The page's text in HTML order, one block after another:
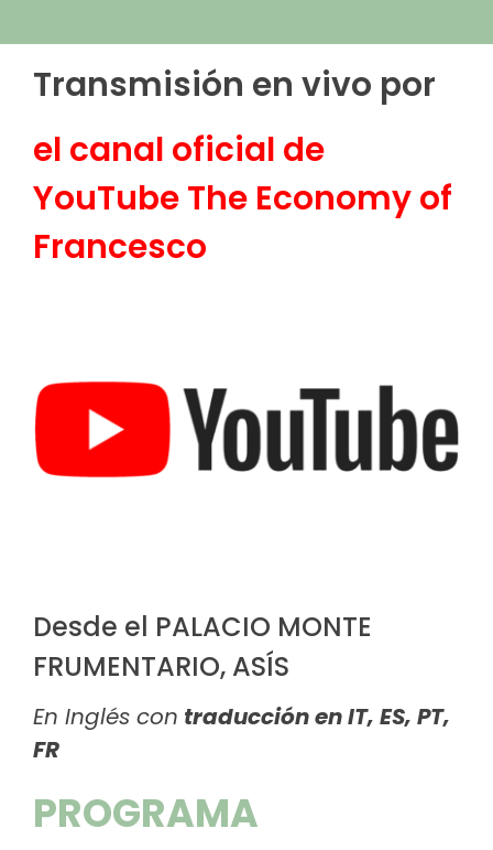
Transmisión en vivo por
el canal oficial de
YouTube The Economy of
Francesco
Desde el PALACIO MONTE
FRUMENTARIO, ASÍS
En Inglés con traducción en IT, ES, PT,
FR
PROGRAMA